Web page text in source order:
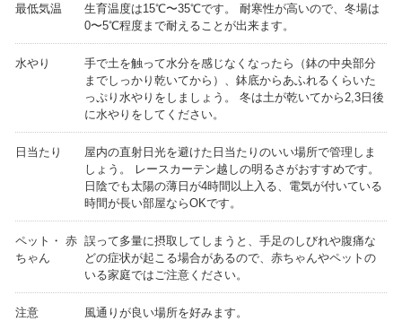
最低気温
生育温度は15℃〜35℃です。 耐寒性が高いので、冬場は
0〜5℃程度まで耐えることが出来ます。
水やり
手で土を触って水分を感じなくなったら（鉢の中央部分
までしっかり乾いてから）、鉢底からあふれるくらいた
っぷり水やりをしましょう。 冬は土が乾いてから2,3日後
に水やりをしてください。
日当たり
屋内の直射日光を避けた日当たりのいい場所で管理しま
しょう。 レースカーテン越しの明るさがおすすめです。
日陰でも太陽の薄日が4時間以上入る、電気が付いている
時間が長い部屋ならOKです。
ペット・ 赤
ちゃん
誤って多量に摂取してしまうと、手足のしびれや腹痛な
どの症状が起こる場合があるので、赤ちゃんやペットの
いる家庭ではご注意ください。
注意 風通りが良い場所を好みます。